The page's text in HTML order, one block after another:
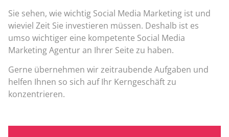
Sie sehen, wie wichtig Social Media Marketing ist und
wieviel Zeit Sie investieren müssen. Deshalb ist es
umso wichtiger eine kompetente Social Media
Marketing Agentur an Ihrer Seite zu haben.
Gerne übernehmen wir zeitraubende Aufgaben und
helfen Ihnen so sich auf Ihr Kerngeschäft zu
konzentrieren.